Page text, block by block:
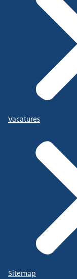
Vacatures
Sitemap